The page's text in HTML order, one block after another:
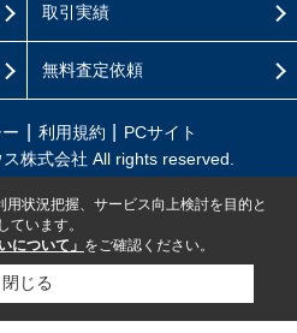
取引実績
無料査定依頼
利用規約
PCサイト
株式会社 All rights reserved.
状況把握、サービス向上検討を目的と
ています。
について」 をご確認ください。
閉じる